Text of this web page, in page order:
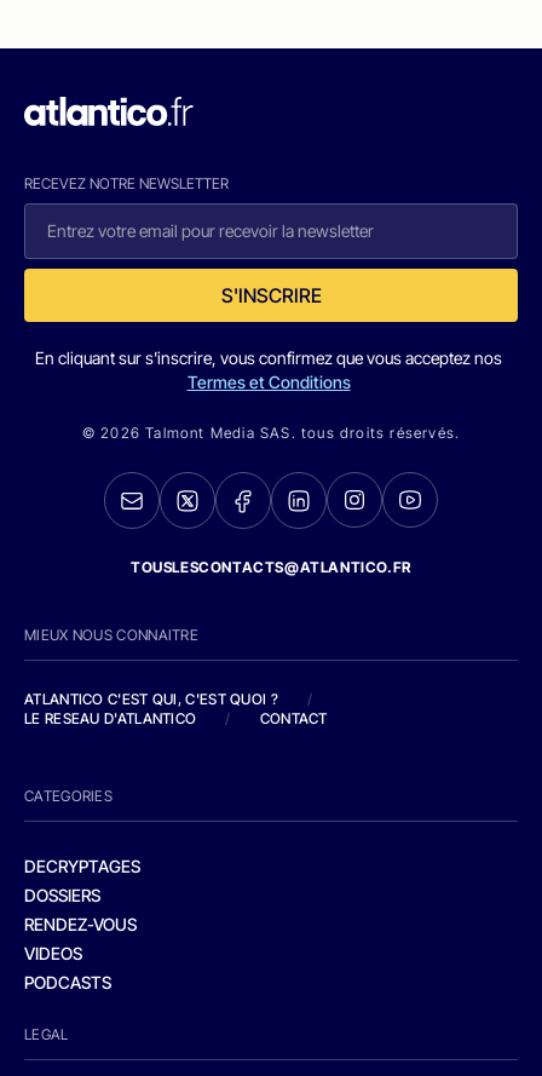
RECEVEZ NOTRE NEWSLETTER
S'INSCRIRE
En cliquant sur s'inscrire, vous confirmez que vous acceptez nos
Termes et Conditions
© 2026 Talmont Media SAS. tous droits réservés.
TOUSLESCONTACTS@ATLANTICO.FR
MIEUX NOUS CONNAITRE
ATLANTICO C'EST QUI, C'EST QUOI ?
/
LE RESEAU D'ATLANTICO
/ CONTACT
CATEGORIES
DECRYPTAGES
DOSSIERS
RENDEZ-VOUS
VIDEOS
PODCASTS
LEGAL